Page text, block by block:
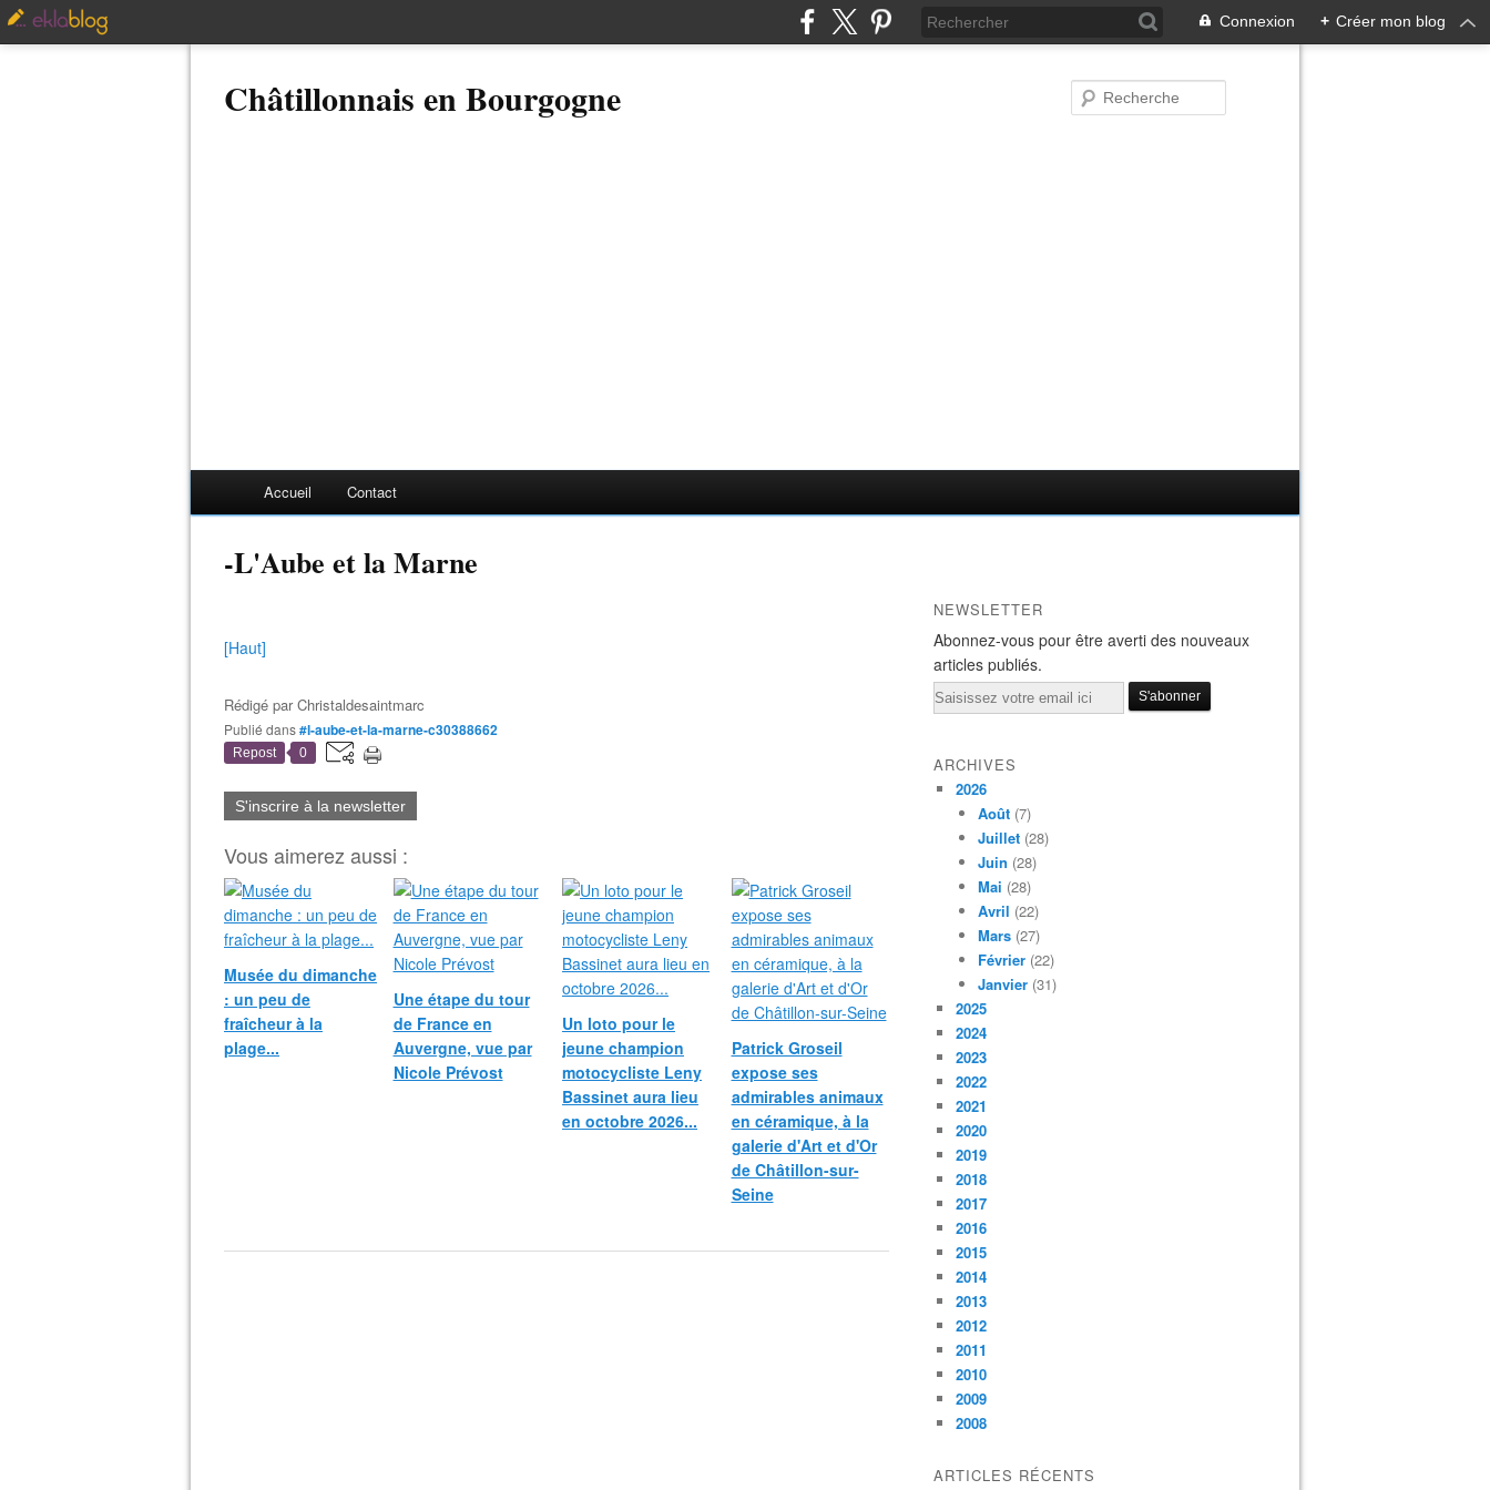
Connexion + Créer mon blog
Châtillonnais en Bourgogne
Accueil Contact
-L'Aube et la Marne
[Haut]
Rédigé parChristaldesaintmarc
Publié dans#l-aube-et-la-marne-c30388662
Repost 0
S'inscrire à la newsletter
Vous aimerez aussi :
Musée du dimanche
: un peu de
fraîcheur à la
plage...
Une étape du tour
de France en
Auvergne, vue par
Nicole Prévost
Un loto pour le
jeune champion
motocycliste Leny
Bassinet aura lieu
en octobre 2026...
Patrick Groseil
expose ses
admirables animaux
en céramique, à la
galerie d'Art et d'Or
de Châtillon-sur-
Seine
NEWSLETTER
Abonnez-vous pour être averti des nouveaux
articles publiés.
Email
ARCHIVES
2026
Août (7)
Juillet (28)
Juin (28)
Mai (28)
Avril (22)
Mars (27)
Février (22)
Janvier (31)
2025
2024
2023
2022
2021
2020
2019
2018
2017
2016
2015
2014
2013
2012
2011
2010
2009
2008
ARTICLES RÉCENTS